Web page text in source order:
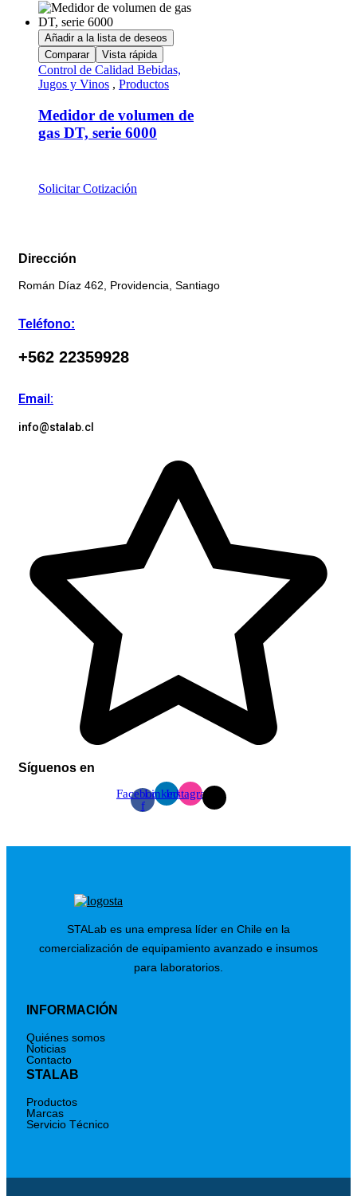
Añadir a la lista de deseos
Comparar
Vista rápida
Control de Calidad Bebidas,
Jugos y Vinos , Productos
Medidor de volumen de
gas DT, serie 6000
Solicitar Cotización
Dirección
Román Díaz 462, Providencia, Santiago
Teléfono:
+562 22359928
Email:
info@stalab.cl
Síguenos en
Facebook-
f
LinkedinInstagram
STALab es una empresa líder en Chile en la
comercialización de equipamiento avanzado e insumos
para laboratorios.
INFORMACIÓN
Quiénes somos
Noticias
Contacto
STALAB
Productos
Marcas
Servicio Técnico